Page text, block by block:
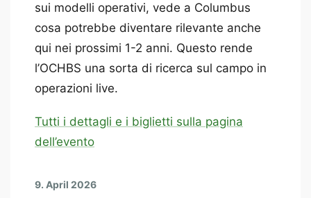
sui modelli operativi, vede a Columbus
cosa potrebbe diventare rilevante anche
qui nei prossimi 1-2 anni. Questo rende
l’OCHBS una sorta di ricerca sul campo in
operazioni live.
Tutti i dettagli e i biglietti sulla pagina
dell’evento
9. April 2026